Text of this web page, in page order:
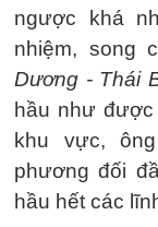
ngược khá
nhiệm, song
Dương - Thái
hầu như
khu vực,
phương đối
hầu hết các